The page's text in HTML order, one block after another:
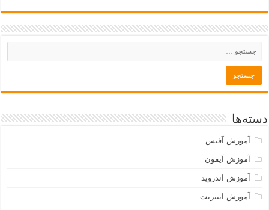
دسته‌ها
آموزش آفیس
آموزش آیفون
آموزش اندروید
آموزش اینترنت